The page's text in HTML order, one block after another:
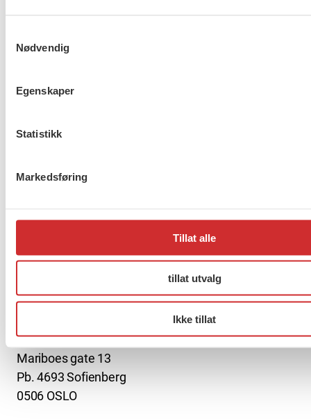
Nødvendig
Egenskaper
Statistikk
Markedsføring
Tillat alle
tillat utvalg
Ikke tillat
About us (English)
FO (Fellesorganisasjonen)
Mariboes gate 13
Pb. 4693 Sofienberg
0506 OSLO